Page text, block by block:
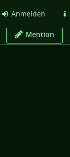
Anmelden
Mention